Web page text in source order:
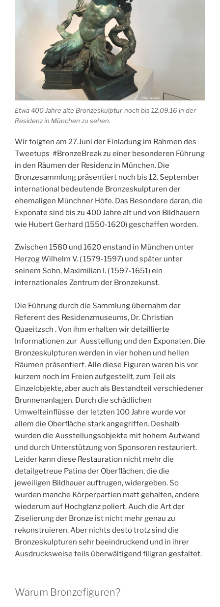
Etwa 400 Jahre alte Bronzeskulptur-noch bis 12.09.16 in der
Residenz in München zu sehen.
Wir folgten am 27.Juni der Einladung im Rahmen des
Tweetups #BronzeBreak zu einer besonderen Führung
in den Räumen der Residenz in München. Die
Bronzesammlung präsentiert noch bis 12. September
international bedeutende Bronzeskulpturen der
ehemaligen Münchner Höfe. Das Besondere daran, die
Exponate sind bis zu 400 Jahre alt und von Bildhauern
wie Hubert Gerhard (1550-1620) geschaffen worden.
Zwischen 1580 und 1620 enstand in München unter
Herzog Wilhelm V. ( 1579-1597) und später unter
seinem Sohn, Maximilian I. ( 1597-1651) ein
internationales Zentrum der Bronzekunst.
Die Führung durch die Sammlung übernahm der
Referent des Residenzmuseums, Dr. Christian
Quaeitzsch . Von ihm erhalten wir detaillierte
Informationen zur Ausstellung und den Exponaten. Die
Bronzeskulpturen werden in vier hohen und hellen
Räumen präsentiert. Alle diese Figuren waren bis vor
kurzem noch im Freien aufgestellt, zum Teil als
Einzelobjekte, aber auch als Bestandteil verschiedener
Brunnenanlagen. Durch die schädlichen
Umwelteinflüsse der letzten 100 Jahre wurde vor
allem die Oberfläche stark angegriffen. Deshalb
wurden die Ausstellungsobjekte mit hohem Aufwand
und durch Unterstützung von Sponsoren restauriert.
Leider kann diese Restauration nicht mehr die
detailgetreue Patina der Oberflächen, die die
jeweiligen Bildhauer auftrugen, widergeben. So
wurden manche Körperpartien matt gehalten, andere
wiederum auf Hochglanz poliert. Auch die Art der
Ziselierung der Bronze ist nicht mehr genau zu
rekonstruieren. Aber nichts desto trotz sind die
Bronzeskulpturen sehr beeindruckend und in ihrer
Ausdrucksweise teils überwältigend filigran gestaltet.
Warum Bronzefiguren?